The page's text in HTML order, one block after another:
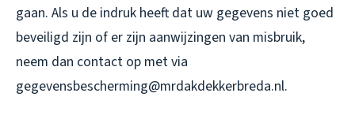
gaan. Als u de indruk heeft dat uw gegevens niet goed
beveiligd zijn of er zijn aanwijzingen van misbruik,
neem dan contact op met via
gegevensbescherming@mrdakdekkerbreda.nl.